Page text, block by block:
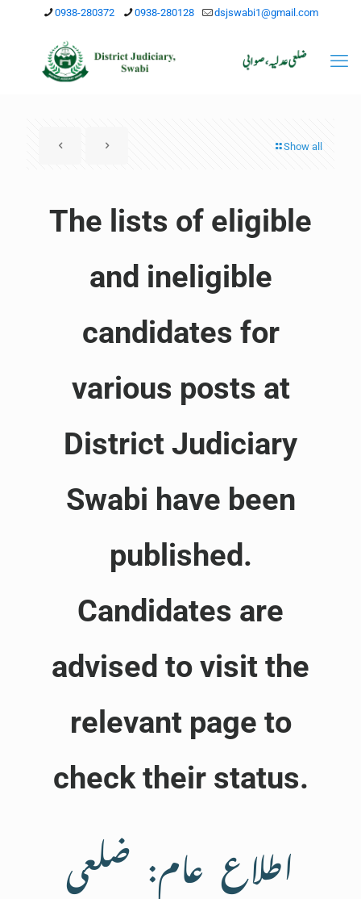
0938-280372 0938-280128 dsjswabi1@gmail.com
Show all
The lists of eligible
and ineligible
candidates for
various posts at
District Judiciary
Swabi have been
published.
Candidates are
advised to visit the
relevant page to
check their status.
اطلاع عام: ضلعی